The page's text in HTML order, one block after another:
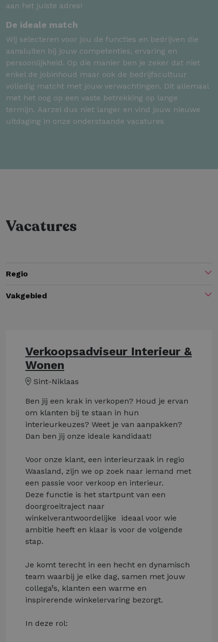
aan het juiste adres!
De ideale match
Wij selecteren voor jou de functies en bedrijven die
aansluiten bij jouw competenties, ervaring en
persoonlijkheid. Op die manier ben je zeker dat niet
enkel de jobinhoud maar ook de bedrijfscultuur
volledig matcht met jouw verwachtingen. Dit allemaal
met het oog op een vaste betrekking op lange
termijn. Aarzel dus niet langer en vind jouw nieuwe
uitdaging in onze onderstaande vacatures
Vacatures
Regio
Vakgebied
Verkoopsadviseur Interieur &
Wonen
Sint-Niklaas
Ben jij een krak in verkopen? Houd je ervan
om klanten bij te staan in hun
interieurkeuzes? Weet je van aanpakken?
Dan ben jij onze ideale kandidaat!
Voor onze klant, een interieurzaak in regio
Waasland, zijn we op zoek naar iemand met
een passie voor verkoop en interieur.
Deze functie is het startpunt van een
doorgroeitraject naar
winkelverantwoordelijke ­ ideaal voor wie
ambitie heeft en klaar is voor de volgende
stap.
Je komt terecht in een hecht en dynamisch
team waarbij je elke dag, samen met jouw
collega¹s, klanten een warme en
inspirerende winkelervaring bezorgt.
In deze rol: